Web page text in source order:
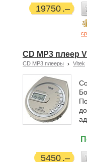
19750
CD MP3 плеер
CD MP3 плееры Vitek
5450